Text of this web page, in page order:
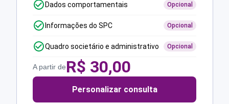
Dados comportamentais Opcional
Informações do SPC Opcional
Quadro societário e administrativo Opcional
A partir deR$ 30,00
Personalizar consulta